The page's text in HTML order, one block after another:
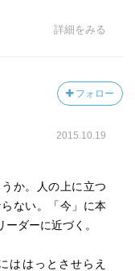
詳細をみる
フォロー
2015.10.19
か。人の上に立つ
ない。「今」に本
ダーに近づく。
ははっとさせらえ